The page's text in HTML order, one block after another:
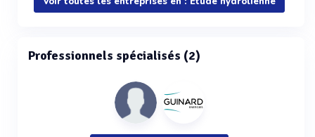
Professionnels spécialisés (2)